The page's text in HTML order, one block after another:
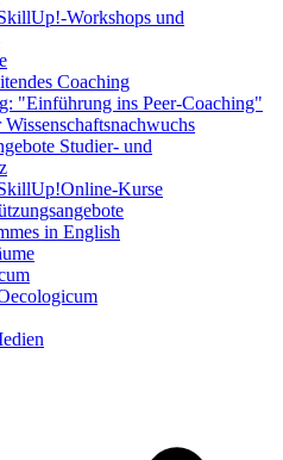
Workshops und
Coaching
"Einführung ins Peer-Coaching"
Studier- und
Kurse
in English